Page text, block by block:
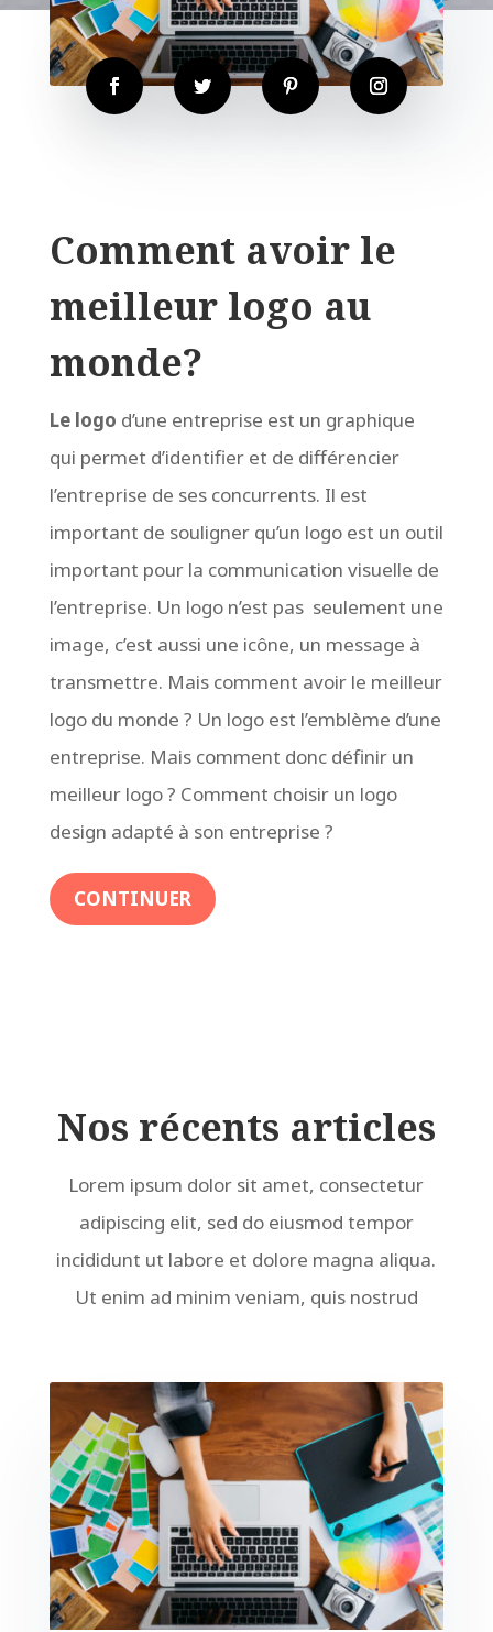
Comment avoir le
meilleur logo au
monde?
Le logo d’une entreprise est un graphique
qui permet d’identifier et de différencier
l’entreprise de ses concurrents. Il est
important de souligner qu’un logo est un outil
important pour la communication visuelle de
l’entreprise. Un logo n’est pas seulement une
image, c’est aussi une icône, un message à
transmettre. Mais comment avoir le meilleur
logo du monde ? Un logo est l’emblème d’une
entreprise. Mais comment donc définir un
meilleur logo ? Comment choisir un logo
design adapté à son entreprise ?
CONTINUER
Nos récents articles
Lorem ipsum dolor sit amet, consectetur
adipiscing elit, sed do eiusmod tempor
incididunt ut labore et dolore magna aliqua.
Ut enim ad minim veniam, quis nostrud